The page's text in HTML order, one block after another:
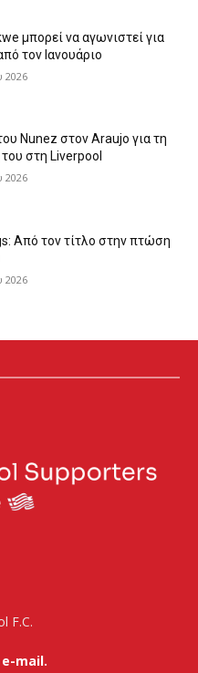
μπορεί να αγωνιστεί για
τον Ιανουάριο
2026
Nunez στον Araujo για τη
στη Liverpool
2026
Από τον τίτλο στην πτώση
2026
F.C.
e-mail.